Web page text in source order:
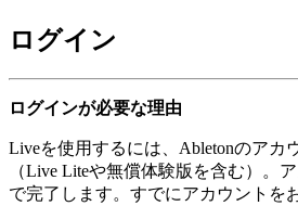
ログイン
ログインが必要な理由
Liveを使用するには、Abletonのアカ
（Live Liteや無償体験版を含む）。
で完了します。すでにアカウントを